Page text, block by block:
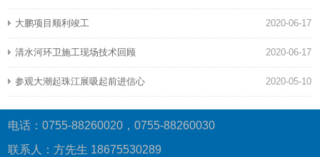
2020-06-17
大鹏项目顺利竣工
2020-06-17
清水河环卫施工现场技术回顾
2020-05-10
参观大潮起珠江展吸起前进信心
电话：0755-88260020，0755-88260030
联系人：方先生 18675530289